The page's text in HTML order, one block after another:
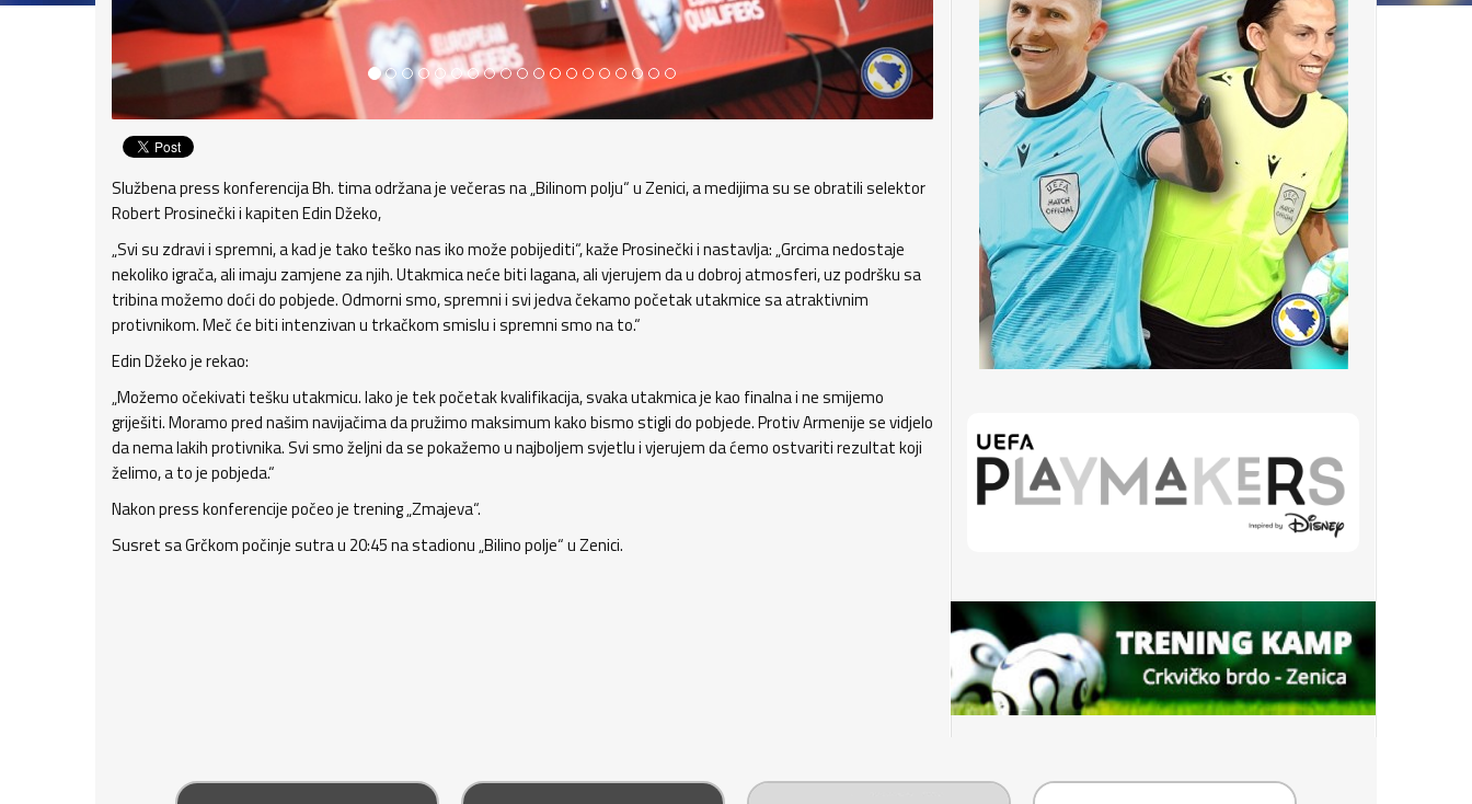
Službena press konferencija Bh. tima održana je večeras na „Bilinom polju“ u Zenici, a medijima su se obratili selektor
Robert Prosinečki i kapiten Edin Džeko,
„Svi su zdravi i spremni, a kad je tako teško nas iko može pobijediti“, kaže Prosinečki i nastavlja: „Grcima nedostaje
nekoliko igrača, ali imaju zamjene za njih. Utakmica neće biti lagana, ali vjerujem da u dobroj atmosferi, uz podršku sa
tribina možemo doći do pobjede. Odmorni smo, spremni i svi jedva čekamo početak utakmice sa atraktivnim
protivnikom. Meč će biti intenzivan u trkačkom smislu i spremni smo na to.“
Edin Džeko je rekao:
„Možemo očekivati tešku utakmicu. Iako je tek početak kvalifikacija, svaka utakmica je kao finalna i ne smijemo
griješiti. Moramo pred našim navijačima da pružimo maksimum kako bismo stigli do pobjede. Protiv Armenije se vidjelo
da nema lakih protivnika. Svi smo željni da se pokažemo u najboljem svjetlu i vjerujem da ćemo ostvariti rezultat koji
želimo, a to je pobjeda.“
Nakon press konferencije počeo je trening „Zmajeva“.
Susret sa Grčkom počinje sutra u 20:45 na stadionu „Bilino polje“ u Zenici.